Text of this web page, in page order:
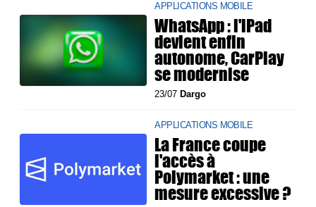
APPLICATIONS MOBILE
WhatsApp : l'iPad
devient enfin
autonome, CarPlay
se modernise
23/07 Dargo
APPLICATIONS MOBILE
La France coupe
l'accès à
Polymarket : une
mesure excessive ?